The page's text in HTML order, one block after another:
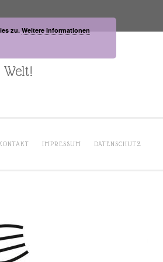
IMPRESSUM DATENSCHUTZ
zu. Weitere Informationen